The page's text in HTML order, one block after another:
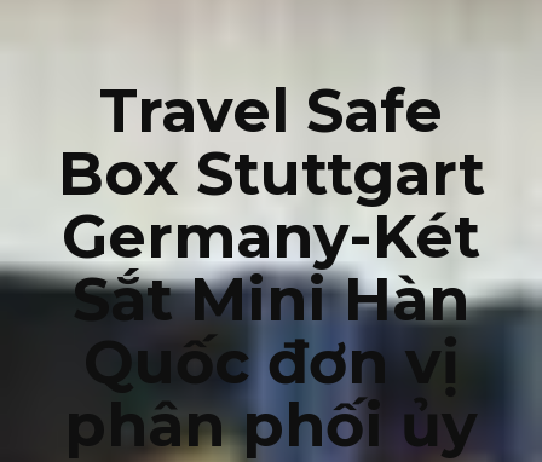
Travel Safe
Box Stuttgart
Germany-Két
Sắt Mini Hàn
Quốc đơn vị
phân phối ủy